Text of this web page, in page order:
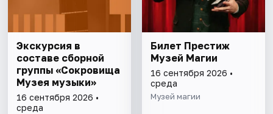
Экскурсия в
составе сборной
группы «Сокровища
Музея музыки»
16 сентября 2026 •
среда
Билет Престиж
Музей Магии
16 сентября 2026 •
среда
Музей магии